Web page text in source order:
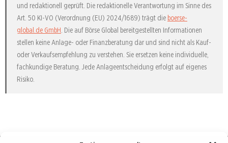
und redaktionell geprüft. Die redaktionelle Verantwortung im Sinne des
Art. 50 KI-VO (Verordnung (EU) 2024/1689) trägt die boerse-
global.de GmbH . Die auf Börse Global bereitgestellten Informationen
stellen keine Anlage- oder Finanzberatung dar und sind nicht als Kauf-
oder Verkaufsempfehlung zu verstehen. Sie ersetzen keine individuelle,
fachkundige Beratung. Jede Anlageentscheidung erfolgt auf eigenes
Risiko.